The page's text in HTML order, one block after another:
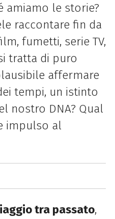
amiamo le storie?
raccontare fin da
fumetti, serie TV,
tratta di puro
affermare
tempi, un istinto
nostro DNA? Qual
impulso al
tra passato,